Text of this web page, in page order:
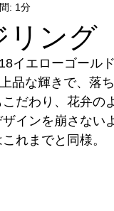
輪のジュエリーソネッ
リング
: 1分
イエローゴール
品な輝きで、落
だわり、花弁の
インを崩さない
れまでと同様。